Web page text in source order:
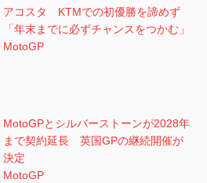
アコスタ KTMでの初優勝を諦めず
「年末までに必ずチャンスをつかむ」
MotoGP
MotoGPとシルバーストーンが2028年
まで契約延長 英国GPの継続開催が
決定
MotoGP